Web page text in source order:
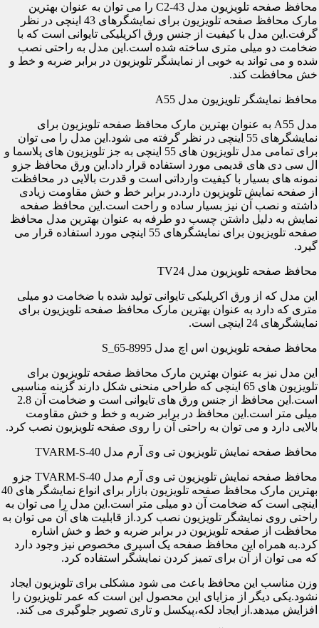
محافظ صفحه تلویزیون مدل C2-43 را می توان به عنوان بهترین
مارک محافظ صفحه تلویزیون برای نمایشگرهای 43 اینچی در نظر
گرفت.این مدل با کیفیت از جنس ورق اکریلیکی تایوانی است که با
ضخامت دو میلی متری ساخته شده است.این مدل به راحتی نصب
شده و می تواند به خوبی از نمایشگر تلویزیون در برابر ضربه و خط و
خش محافظت کند.
محافظ نمایشگر تلویزیون مدل A55
مدل A55 به عنوان بهترین مارک محافظ صفحه تلویزیون برای
نمایشگرهای 55 اینچی در نظر گرفته می شود.این مدل را می توان
برای تمامی مدل تلویزیون های 55 اینچی به جز تلویزیون های پلاسما و
ال سی دی های قدیمی مورد استفاده قرار داد.این ورق محافظ جزو
نمونه های بسیار با کیفیت وارداتی است و قدرت بالایی در محافظت
از صفحه نمایش تلویزیون دارد.در برابر خط و خش مقاومت زیادی
داشته و نصب آن نیز بسیار ساده و راحت است.این محافظ صفحه
نمایش به دلیل داشتن چسب دو طرفه به عنوان بهترین مدل محافظ
صفحه تلویزیون برای نمایشگرهای 55 اینچی مورد استفاده قرار می
گیرد.
محافظ صفحه تلویزیون مدل TV24
این مدل که از ورق اکریلیکی تایوانی تولید شده با ضخامت دو میلی
متری که دارد به عنوان بهترین مارک محافظ صفحه تلویزیون برای
نمایشگرهای 24 اینچی است.
محافظ صفحه تلویزیون اس اچ مدل S_65-8995
این مدل نیز به عنوان بهترین مارک محافظ صفحه تلویزیون برای
تلویزیون های 65 اینچی که طراحی منحنی شکل دارند گزینه مناسبی
است.این محافظ از جنس ورق های تایوانی است و ضخامت آن 2.8
میلی متر است.این محافظ در برابر ضربه و خط و خش مقاومت
بالایی دارد و می توان به راحتی آن را روی صفحه تلویزیون نصب کرد.
محافظ صفحه نمایش تلویزیون تی وی آرم مدل TVARM-S-40
محافظ صفحه نمایش تلویزیون تی وی آرم مدل TVARM-S-40 جزو
بهترین مارک محافظ صفحه تلویزیون بازار برای انواع نمایشگر های 40
اینچی است که ضخامت آن دو میلی متر است.این مدل را می توان به
راحتی روی نمایشگر تلویزیون نصب کرد.از قابلیت های آن می توان به
محافظت از صفحه تلویزیون در برابر ضربه و خط و خش اشاره
کرد.به همراه این محافظ صفحه یک اسپری مخصوص نیز وجود دارد
که می توان از آن برای تمیز کردن نمایشگر استفاده کرد.
وزن مناسب این محافظ باعث می شود مشکلی برای تلویزیون ایجاد
نشود.یکی دیگر از مزایای این محصول این است که عمر تلویزیون را
افزایش میدهد.از ایجاد لکه،پیکسل و تاری تصویر جلوگیری می کند.